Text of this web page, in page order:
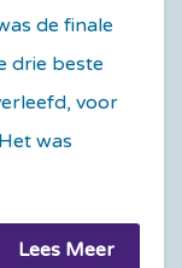
de finale
drie beste
voor
was
Lees Meer